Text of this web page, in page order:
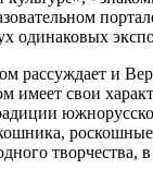
одинаковых
рассуждает и
свои